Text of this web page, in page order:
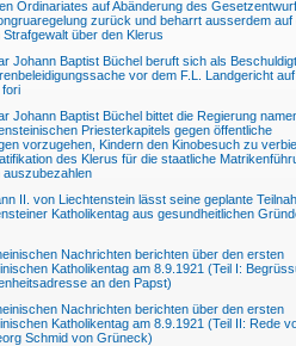
Ordinariates auf Abänderung des
zurück und beharrt ausserdem auf
über den Klerus
Johann Baptist Büchel beruft sich als
vor dem F.L. Landgericht
fori
Johann Baptist Büchel bittet die Regierung
Priesterkapitels gegen öffentliche
vorzugehen, Kindern den Kinobesuch zu
des Klerus für die staatliche
auszubezahlen
II. von Liechtenstein lässt seine geplante
Katholikentag aus gesundheitlichen
Nachrichten berichten über den ersten
Katholikentag am 8.9.1921 (Teil I:
an den Papst)
Nachrichten berichten über den ersten
Katholikentag am 8.9.1921 (Teil II: Rede
Schmid von Grüneck)